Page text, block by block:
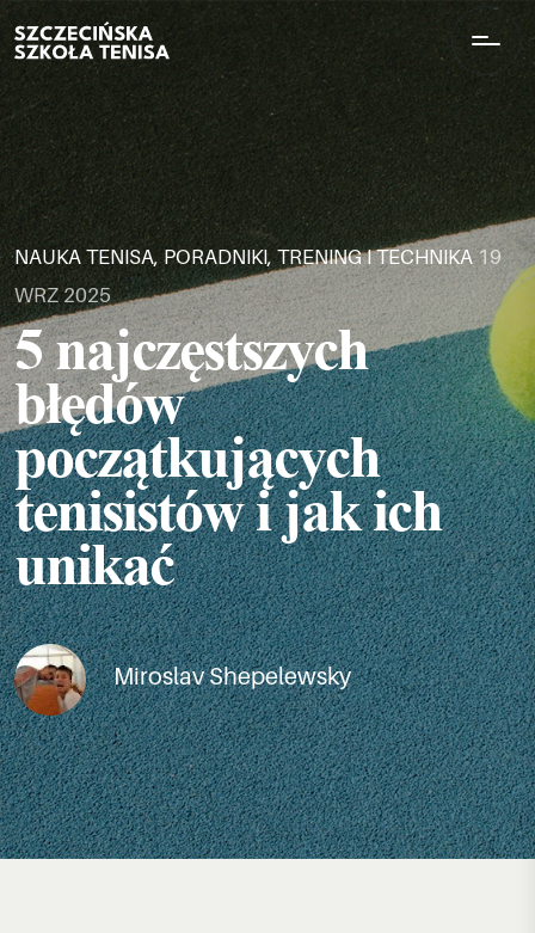
NAUKA TENISA, PORADNIKI, TRENING I TECHNIKA19
WRZ 2025
5 najczęstszych
błędów
początkujących
tenisistów i jak ich
unikać
Miroslav Shepelewsky